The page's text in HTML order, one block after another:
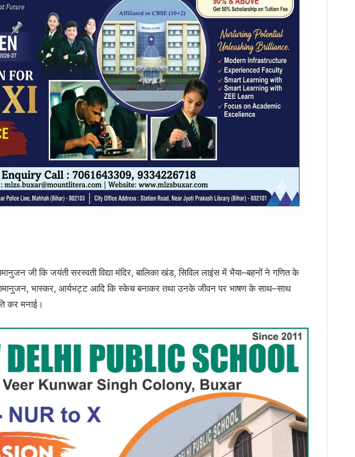
जी कि जयंती सरस्वती विद्या मंदिर, बालिका खंड, सिविल लाइंस में भैया–बहनों ने गणित के
भास्कर, आर्यभट्ट आदि कि स्केच बनाकर तथा उनके जीवन पर भाषण के साथ–साथ
कर मनाई।